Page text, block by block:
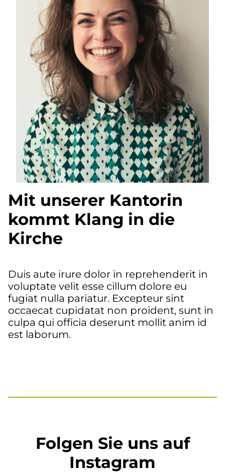
Mit unserer Kantorin
kommt Klang in die
Kirche
Duis aute irure dolor in reprehenderit in
voluptate velit esse cillum dolore eu
fugiat nulla pariatur. Excepteur sint
occaecat cupidatat non proident, sunt in
culpa qui officia deserunt mollit anim id
est laborum.
Folgen Sie uns auf
Instagram